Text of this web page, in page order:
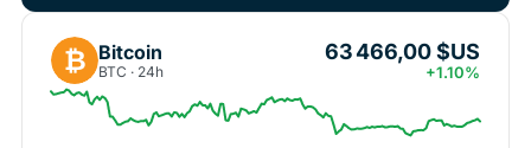
₿ Bitcoin
BTC · 24h
63 466,00 $US
+1.10%